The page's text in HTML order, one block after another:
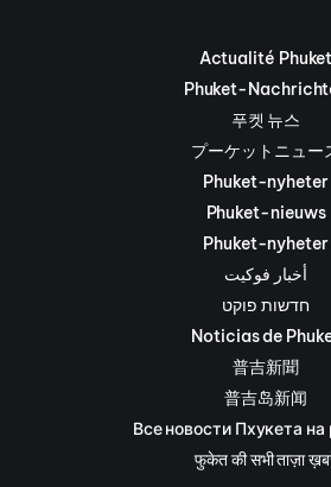
Actualité Phuket
Phuket-
푸켓 뉴스
プーケットニュー
Phuket-nyheter
Phuket-nieuws
Phuket-nyheter
أخبار فوكيت
חדשות פוקט
Noticias de
普吉新聞
普吉岛新闻
Все новости Пхукета
फुकेत की सभी ताज़ा